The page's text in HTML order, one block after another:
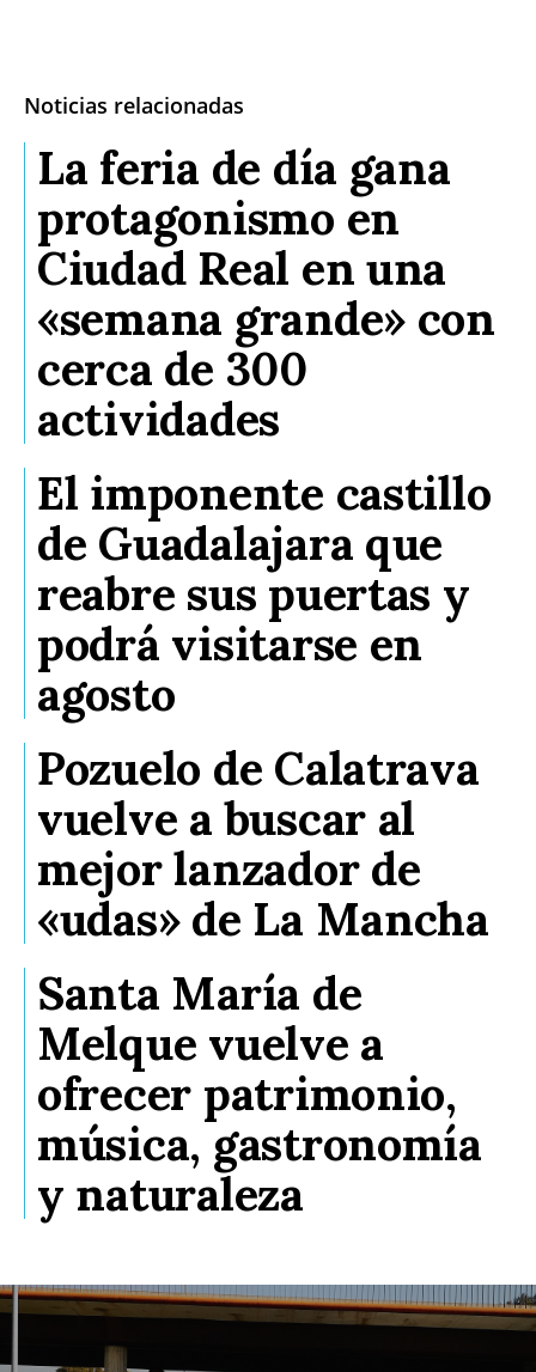
Noticias relacionadas
La feria de día gana
protagonismo en
Ciudad Real en una
«semana grande» con
cerca de 300
actividades
El imponente castillo
de Guadalajara que
reabre sus puertas y
podrá visitarse en
agosto
Pozuelo de Calatrava
vuelve a buscar al
mejor lanzador de
«udas» de La Mancha
Santa María de
Melque vuelve a
ofrecer patrimonio,
música, gastronomía
y naturaleza